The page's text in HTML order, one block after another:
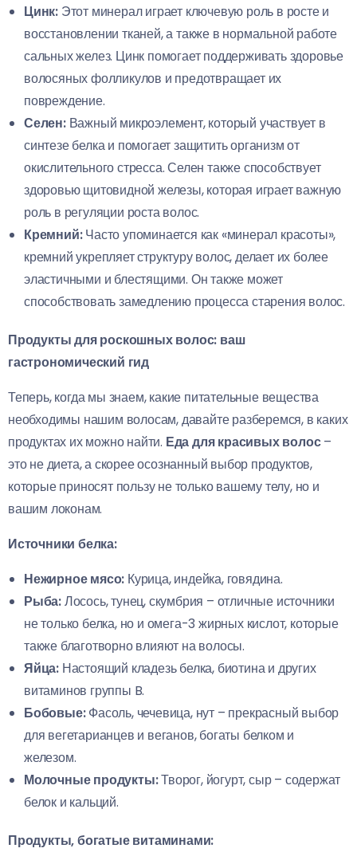
Цинк: Этот минерал играет ключевую роль в росте и
восстановлении тканей, а также в нормальной работе
сальных желез. Цинк помогает поддерживать здоровье
волосяных фолликулов и предотвращает их
повреждение.
Селен:Важный микроэлемент, который участвует в
синтезе белка и помогает защитить организм от
окислительного стресса. Селен также способствует
здоровью щитовидной железы, которая играет важную
роль в регуляции роста волос.
Кремний:Часто упоминается как «минерал красоты»,
кремний укрепляет структуру волос, делает их более
эластичными и блестящими. Он также может
способствовать замедлению процесса старения волос.
Продукты для роскошных волос: ваш
гастрономический гид
Теперь, когда мы знаем, какие питательные вещества
необходимы нашим волосам, давайте разберемся, в каких
продуктах их можно найти. Еда для красивых волос–
это не диета, а скорее осознанный выбор продуктов,
которые приносят пользу не только вашему телу, но и
вашим локонам.
Источники белка:
Нежирное мясо: Курица, индейка, говядина.
Рыба:Лосось, тунец, скумбрия – отличные источники
не только белка, но и омега-3 жирных кислот, которые
также благотворно влияют на волосы.
Яйца: Настоящий кладезь белка, биотина и других
витаминов группы B.
Бобовые:Фасоль, чечевица, нут – прекрасный выбор
для вегетарианцев и веганов, богаты белком и
железом.
Молочные продукты:Творог, йогурт, сыр – содержат
белок и кальций.
Продукты, богатые витаминами: